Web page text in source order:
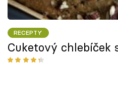
Sledujte nás
RECEPTY
Cuketový chlebíček